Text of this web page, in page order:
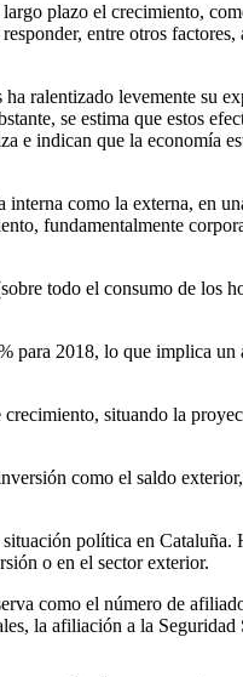
plazo el crecimiento,
entre otros
ralentizado levemente su
se estima que estos
indican que la economía
como la externa, en
fundamentalmente
todo el consumo de los
para 2018, lo que implica un
situando la
como el saldo
política en Cataluña.
o en el sector exterior.
como el número de
la afiliación a la